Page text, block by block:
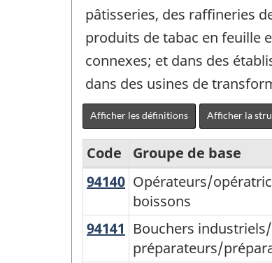
pâtisseries, des raffineries
produits de tabac en feuille
connexes; et dans des
dans des usines de
Afficher les définitions Afficher la
Classification
nationale
des
professions
Code
Groupe de base
94140 Opérateurs/
de
machines
Opérateurs/
boissons
94141 Bouchers
industriels/
Bouchers
préparateurs/